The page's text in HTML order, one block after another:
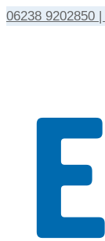
06238 9202850